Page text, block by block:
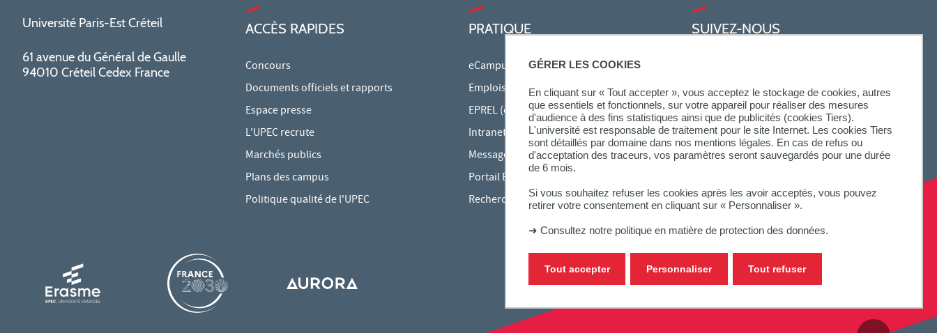
GÉRER LES COOKIES
En cliquant sur « Tout accepter », vous acceptez le stockage de cookies, autres
que essentiels et fonctionnels, sur votre appareil pour réaliser des mesures
d'audience à des fins statistiques ainsi que de publicités (cookies Tiers).
L'université est responsable de traitement pour le site Internet. Les cookies Tiers
sont détaillés par domaine dans nos mentions légales. En cas de refus ou
d'acceptation des traceurs, vos paramètres seront sauvegardés pour une durée
de 6 mois.
Si vous souhaitez refuser les cookies après les avoir acceptés, vous pouvez
retirer votre consentement en cliquant sur « Personnaliser ».
➜ Consultez notre politique en matière de protection des données.
Tout accepter Tout refuser
Personnaliser
Université Paris-Est Créteil
61 avenue du Général de Gaulle
94010 Créteil Cedex France
ACCÈS RAPIDES
Concours
Documents officiels et rapports
Espace presse
L'UPEC recrute
Marchés publics
Plans des campus
Politique qualité de l'UPEC
PRATIQUE
eCampus
Emplois du temps en ligne
EPREL (cours en ligne)
Intranet des personnels
Messagerie étudiante
Portail Bu Athéna
Rechercher une formation
SUIVEZ-NOUS